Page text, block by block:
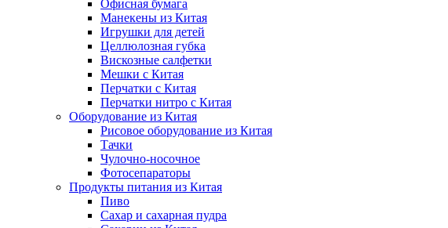
Офисная бумага
Манекены из Китая
Игрушки для детей
Целлюлозная губка
Вискозные салфетки
Мешки с Китая
Перчатки с Китая
Перчатки нитро с Китая
Оборудование из Китая
Рисовое оборудование из Китая
Тачки
Чулочно-носочное
Фотосепараторы
Продукты питания из Китая
Пиво
Сахар и сахарная пудра